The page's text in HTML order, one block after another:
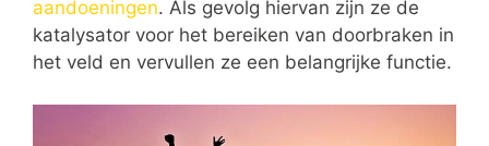
aandoeningen. Als gevolg hiervan zijn ze de
katalysator voor het bereiken van doorbraken in
het veld en vervullen ze een belangrijke functie.